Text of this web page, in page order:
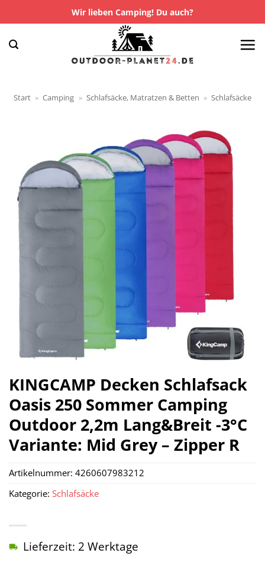
Inhalt
springen
Wir lieben Camping! Du auch?
Start » Camping » Schlafsäcke, Matratzen & Betten » Schlafsäcke
KINGCAMP Decken Schlafsack
Oasis 250 Sommer Camping
Outdoor 2,2m Lang&Breit -3°C
Variante: Mid Grey – Zipper R
Lieferzeit: 2 Werktage
Artikelnummer: 4260607983212
Kategorie: Schlafsäcke